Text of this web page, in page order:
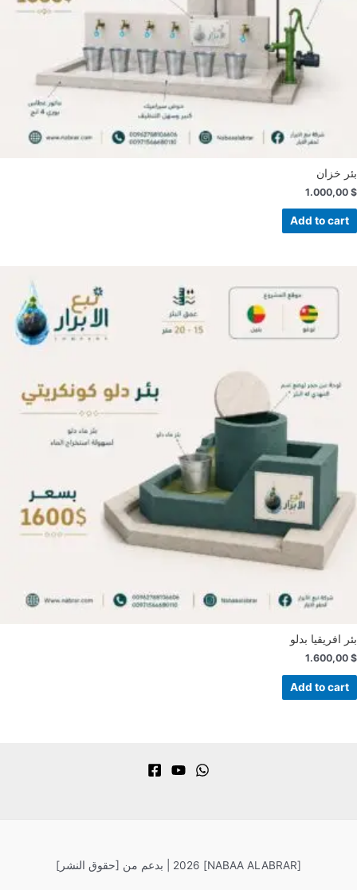
بئر خزان
1.000,00 $
Add to cart
بئر افريقيا بدلو
1.600,00 $
Add to cart
[حقوق النشر] 2026 | بدعم من [NABAA ALABRAR]